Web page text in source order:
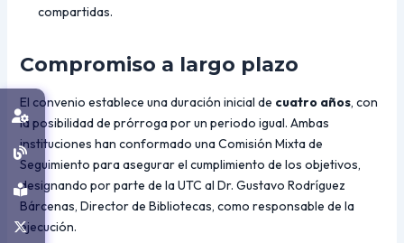
compartidas.
Compromiso a largo plazo
El convenio establece una duración inicial de cuatro años, con
la posibilidad de prórroga por un periodo igual. Ambas
instituciones han conformado una Comisión Mixta de
Seguimiento para asegurar el cumplimiento de los objetivos,
designando por parte de la UTC al Dr. Gustavo Rodríguez
Bárcenas, Director de Bibliotecas, como responsable de la
ejecución.